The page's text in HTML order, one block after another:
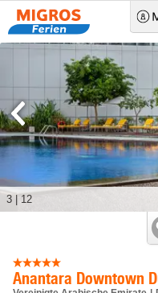
Anantara Downtown
3 12